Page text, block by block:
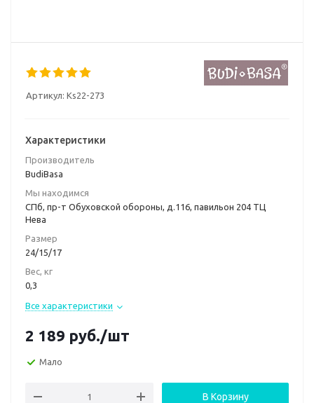
Артикул: Ks22-273
Характеристики
Производитель
BudiBasa
Мы находимся
СПб, пр-т Обуховской обороны, д.116, павильон 204 ТЦ
Нева
Размер
24/15/17
Вес, кг
0,3
Все характеристики
2 189 руб./шт
Мало
В Корзину